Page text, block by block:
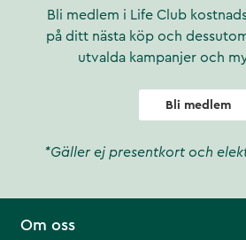
Bli medlem i Life Club
på ditt nästa köp och
utvalda kampanjer och
Bli medlem
*Gäller ej presentkort och
Om oss